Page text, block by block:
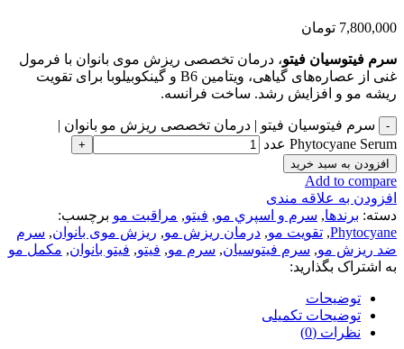
7,800,000 تومان
سرم فیتوسیان فیتو، درمان تخصصی ریزش موی بانوان با فرمول
غنی از عصاره‌های گیاهی، ویتامین B6 و گینکوبیلوبا برای تقویت
ریشه مو و افزایش رشد. ساخت فرانسه.
سرم فیتوسیان فیتو | درمان تخصصی ریزش مو بانوان |
Phytocyane Serum عدد
افزودن به سبد خرید
Add to compare
افزودن به علاقه مندی
دسته: برندها, سرم و اسپري مو, فيتو, مراقبت مو برچسب:
Phytocyane
, تقویت مو, درمان ریزش مو, ریزش موی بانوان, سرم
ضد ریزش مو, سرم فیتوسیان, سرم مو, فیتو, فیتو بانوان, مکمل مو
به اشتراک بگذارید:
توضیحات
توضیحات تکمیلی
نظرات (0)